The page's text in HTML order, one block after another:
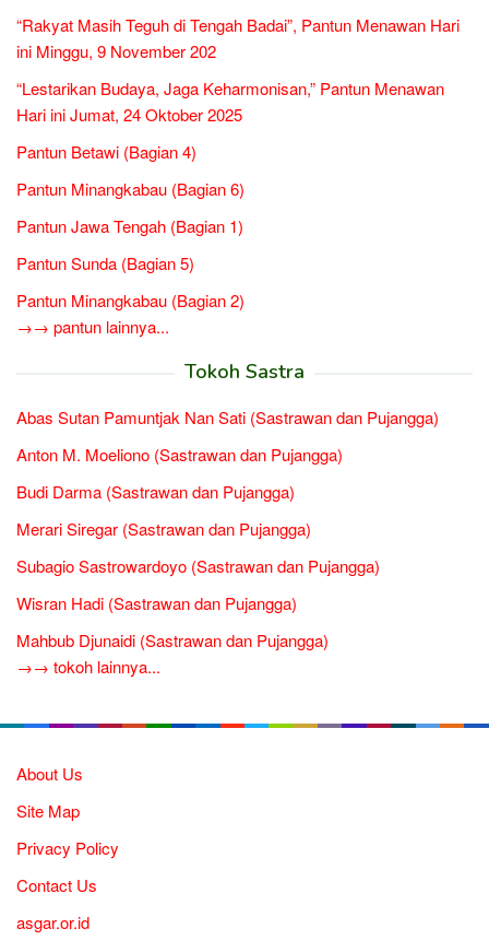
“Rakyat Masih Teguh di Tengah Badai”, Pantun Menawan Hari
ini Minggu, 9 November 202
“Lestarikan Budaya, Jaga Keharmonisan,” Pantun Menawan
Hari ini Jumat, 24 Oktober 2025
Pantun Betawi (Bagian 4)
Pantun Minangkabau (Bagian 6)
Pantun Jawa Tengah (Bagian 1)
Pantun Sunda (Bagian 5)
Pantun Minangkabau (Bagian 2)
→→ pantun lainnya...
Tokoh Sastra
Abas Sutan Pamuntjak Nan Sati (Sastrawan dan Pujangga)
Anton M. Moeliono (Sastrawan dan Pujangga)
Budi Darma (Sastrawan dan Pujangga)
Merari Siregar (Sastrawan dan Pujangga)
Subagio Sastrowardoyo (Sastrawan dan Pujangga)
Wisran Hadi (Sastrawan dan Pujangga)
Mahbub Djunaidi (Sastrawan dan Pujangga)
→→ tokoh lainnya...
About Us
Site Map
Privacy Policy
Contact Us
asgar.or.id